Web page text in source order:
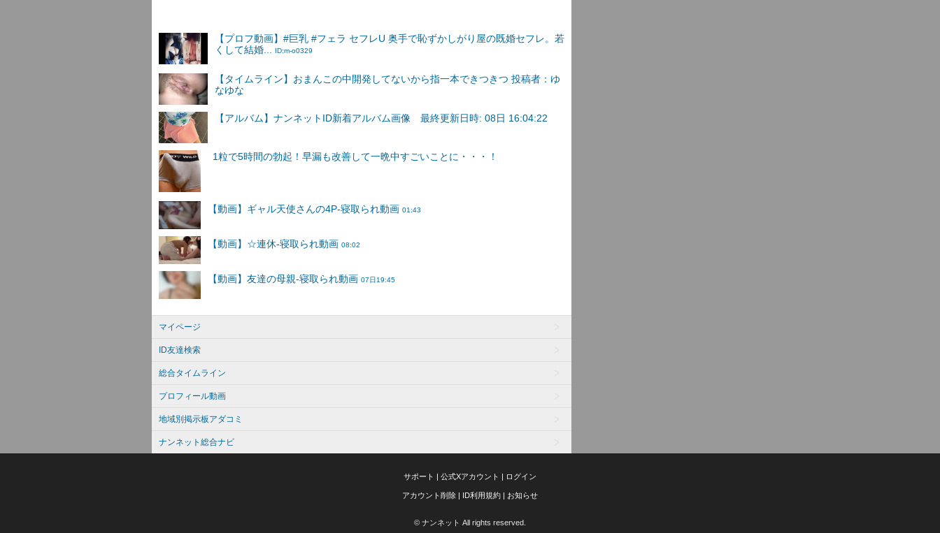
【プロフ動画】#巨乳 #フェラ セフレU 奥手で恥ずかしがり屋の既婚セフレ。若
くして結婚...
ID:m-o0329
【タイムライン】おまんこの中開発してないから指一本できつきつ 投稿者：ゆ
なゆな
【アルバム】ナンネットID新着アルバム画像 最終更新日時: 08日 16:04:22
マイページ
ID友達検索
総合タイムライン
プロフィール動画
地域別掲示板アダコミ
ナンネット総合ナビ
サポート | 公式Xアカウント | ログイン
アカウント削除 | ID利用規約 | お知らせ
© ナンネット All rights reserved.